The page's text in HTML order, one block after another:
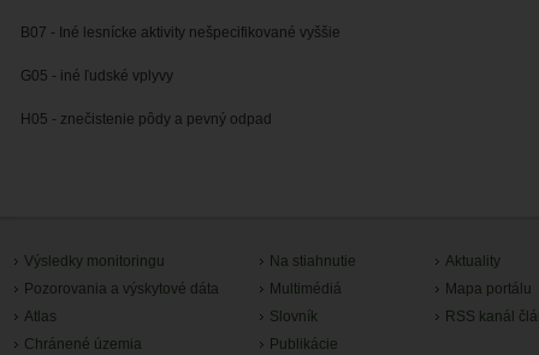
B07 - Iné lesnícke aktivity nešpecifikované vyššie
G05 - iné ľudské vplyvy
H05 - znečistenie pôdy a pevný odpad
Výsledky monitoringu
Pozorovania a výskytové dáta
Atlas
Chránené územia
Na stiahnutie
Multimédiá
Slovník
Publikácie
Aktuality
Mapa portálu
RSS kanál